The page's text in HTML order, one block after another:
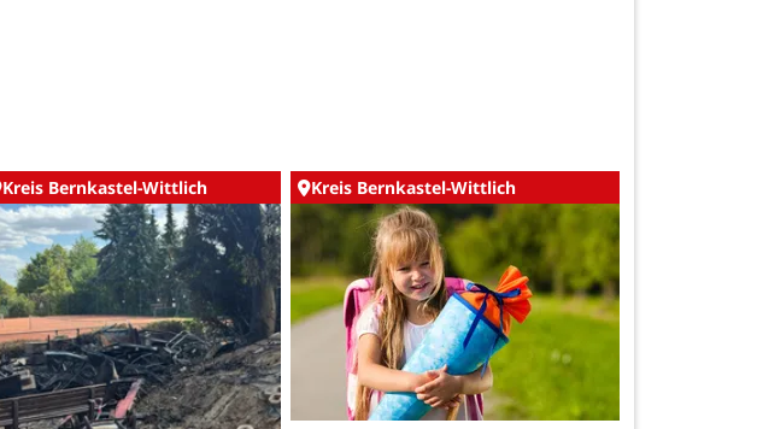
Kreis Bernkastel-Wittlich Kreis Bernkastel-Wittlich